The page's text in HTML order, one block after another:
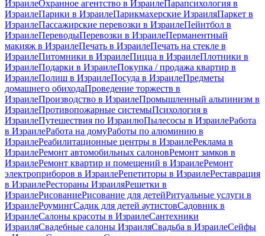
ИзраилеОхранное агентство в ИзраилеПарапсихология в
ИзраилеПарики в ИзраилеПарикмахерские ИзраиляПаркет в
ИзраилеПассажирские перевозки в ИзраилеПейнтбол в
ИзраилеПереводыПеревозки в ИзраилеПерманентный
макияж в ИзраилеПечать в ИзраилеПечать на стекле в
ИзраилеПитомники в ИзраилеПицца в ИзраилеПлотники в
ИзраилеПодарки в ИзраилеПокупка / продажа квартир в
ИзраилеПолиш в ИзраилеПосуда в ИзраилеПредметы
домашнего обиходаПроведение торжеств в
ИзраилеПроизводство в ИзраилеПромышленный альпинизм в
ИзраилеПротивопожарные системыПсихология в
ИзраилеПутешествия по ИзраилюПылесосы в ИзраилеРабота
в ИзраилеРабота на домуРаботы по алюминию в
ИзраилеРеабилитационные центры в ИзраилеРеклама в
ИзраилеРемонт автомобильных салоновРемонт замков в
ИзраилеРемонт квартир и помещений в ИзраилеРемонт
электроприборов в ИзраилеРепетиторы в ИзраилеРеставрация
в ИзраилеРестораны ИзраиляРешетки в
ИзраилеРисованиеРисование для детейРитуальные услуги в
ИзраилеРоумингСадик для детей аутистовСадовник в
ИзраилеСалоны красоты в ИзраилеСантехники
ИзраиляСвадебные салоны ИзраиляСвадьба в ИзраилеСейфы